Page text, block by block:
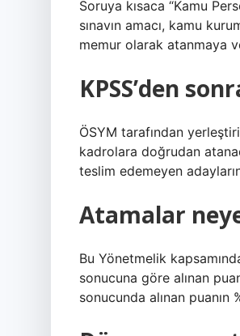
Soruya kısaca “Kamu
sınavın amacı, kamu
memur olarak atanmaya
KPSS’den
ÖSYM tarafından
kadrolara doğrudan
teslim edemeyen
Atamalar
Bu Yönetmelik
sonucuna göre alınan
sonucunda alınan puanın